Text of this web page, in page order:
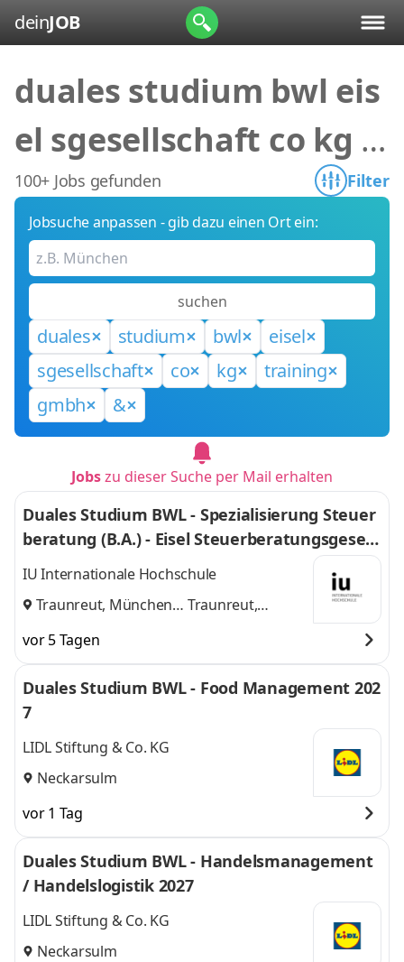
deinJOB
duales studium bwl eis
el sgesellschaft co kg tr
aining gmbh &
100+ Jobs gefunden Filter
Jobsuche anpassen - gib dazu einen Ort ein:
suchen
duales studium bwl
eisel
sgesellschaft
co kg
training
gmbh
&
Jobszu dieser Suche per Mail erhalten
Duales Studium BWL - Spezialisierung Steuer
beratung (B.A.) - Eisel Steuerberatungsgesell
schaft mbH & Co. KG
IU Internationale Hochschule
Traunreut, München
Traunreut,
vor 5 Tagen
Duales Studium BWL - Food Management 202
7
LIDL Stiftung & Co. KG
Neckarsulm
vor 1 Tag
Duales Studium BWL - Handelsmanagement
/ Handelslogistik 2027
LIDL Stiftung & Co. KG
Neckarsulm